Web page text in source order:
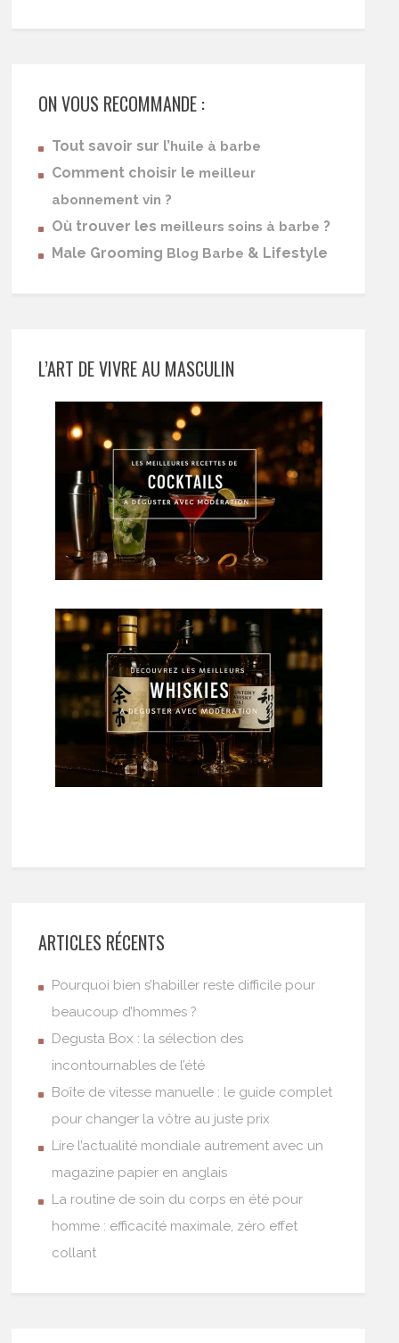
ON VOUS RECOMMANDE :
Tout savoir sur l’huile à barbe
Comment choisir le meilleur
abonnement vin ?
Où trouver les meilleurs soins à barbe ?
Male Grooming Blog Barbe & Lifestyle
L’ART DE VIVRE AU MASCULIN
ARTICLES RÉCENTS
Pourquoi bien s’habiller reste difficile pour
beaucoup d’hommes ?
Degusta Box : la sélection des
incontournables de l’été
Boîte de vitesse manuelle : le guide complet
pour changer la vôtre au juste prix
Lire l’actualité mondiale autrement avec un
magazine papier en anglais
La routine de soin du corps en été pour
homme : efficacité maximale, zéro effet
collant